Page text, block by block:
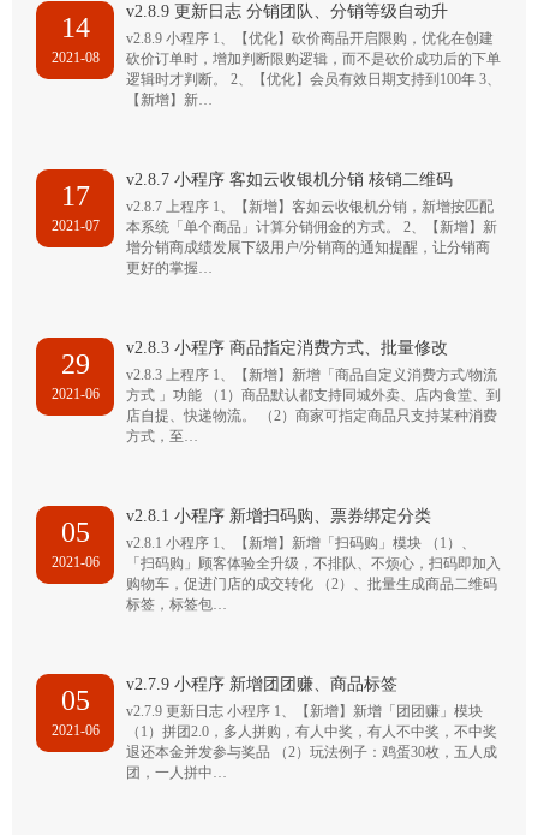
14
2021-08
v2.8.9 更新日志 分销团队、分销等级自动升
v2.8.9 小程序 1、【优化】砍价商品开启限购，优化在创建
砍价订单时，增加判断限购逻辑，而不是砍价成功后的下单
逻辑时才判断。 2、【优化】会员有效日期支持到100年 3、
【新增】新…
17
2021-07
v2.8.7 小程序 客如云收银机分销 核销二维码
v2.8.7 上程序 1、【新增】客如云收银机分销，新增按匹配
本系统「单个商品」计算分销佣金的方式。 2、【新增】新
增分销商成绩发展下级用户/分销商的通知提醒，让分销商
更好的掌握…
29
2021-06
v2.8.3 小程序 商品指定消费方式、批量修改
v2.8.3 上程序 1、【新增】新增「商品自定义消费方式/物流
方式 」功能 （1）商品默认都支持同城外卖、店内食堂、到
店自提、快递物流。 （2）商家可指定商品只支持某种消费
方式，至…
05
2021-06
v2.8.1 小程序 新增扫码购、票券绑定分类
v2.8.1 小程序 1、【新增】新增「扫码购」模块 （1）、
「扫码购」顾客体验全升级，不排队、不烦心，扫码即加入
购物车，促进门店的成交转化 （2）、批量生成商品二维码
标签，标签包…
05
2021-06
v2.7.9 小程序 新增团团赚、商品标签
v2.7.9 更新日志 小程序 1、【新增】新增「团团赚」模块
（1）拼团2.0，多人拼购，有人中奖，有人不中奖，不中奖
退还本金并发参与奖品 （2）玩法例子：鸡蛋30枚，五人成
团，一人拼中…